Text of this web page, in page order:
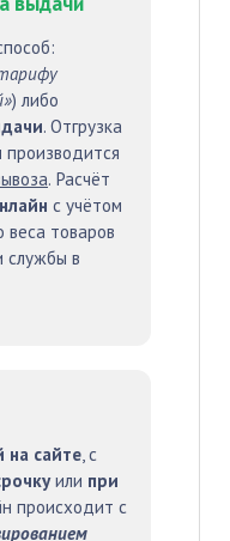
) либо
. Отгрузка
производится
. Расчёт
с учётом
товаров
службы в
на сайте, с
или при
происходит с